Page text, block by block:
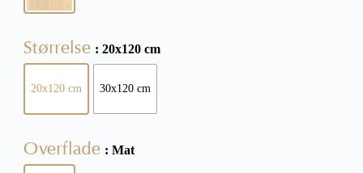
Størrelse : 20x120 cm
20x120 cm 30x120 cm
Overflade : Mat